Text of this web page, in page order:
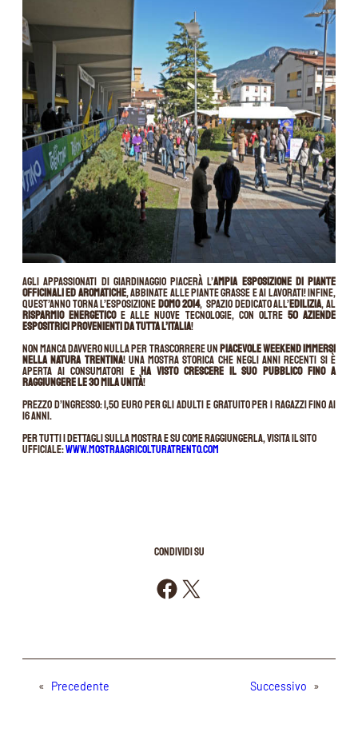
Agli appassionati di giardinaggio piacerà l’ampia esposizione di piante
officinali ed aromatiche, abbinate alle piante grasse e ai lavorati! Infine,
quest’anno torna l’esposizioneDOMO 2014, spazio dedicato all’edilizia, al
risparmio energeticoe alle nuove tecnologie, con oltre 50 aziende
espositrici provenienti da tutta l’Italia!
Non manca davvero nulla per trascorrere unpiacevole weekend immersi
nella natura trentina! Una mostra storica che negli anni recenti si è
aperta ai consumatori eha visto crescere il suo pubblico fino a
raggiungere le 30 mila unità!
Prezzo d’ingresso: 1,50 Euro per gli adulti e gratuito per i ragazzi fino ai
16 anni.
Per tutti i dettagli sulla mostra e su come raggiungerla, visita il sito
ufficiale:www.mostraagricolturatrento.com
CONDIVIDI SU
Condividi su Facebook
Condividi su X
« Precedente Successivo »